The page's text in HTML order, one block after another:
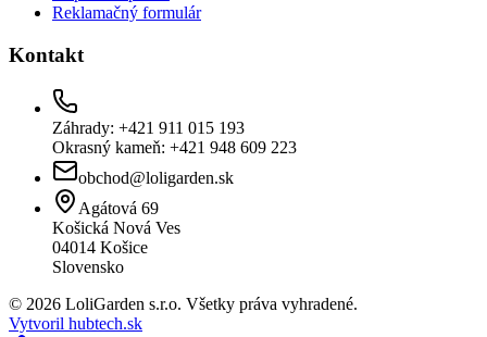
Reklamačný formulár
Kontakt
Záhrady: +421 911 015 193
Okrasný kameň: +421 948 609 223
obchod@loligarden.sk
Agátová 69
Košická Nová Ves
04014 Košice
Slovensko
© 2026 LoliGarden s.r.o. Všetky práva vyhradené.
Vytvoril hubtech.sk